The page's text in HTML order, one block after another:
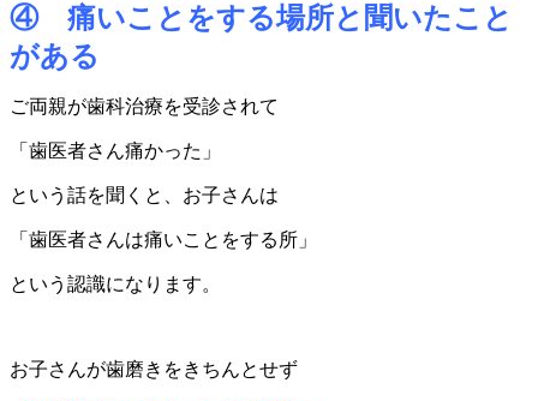
④ 痛いことをする場所と聞いたこと
がある
ご両親が歯科治療を受診されて
「歯医者さん痛かった」
という話を聞くと、お子さんは
「歯医者さんは痛いことをする所」
という認識になります。
お子さんが歯磨きをきちんとせず